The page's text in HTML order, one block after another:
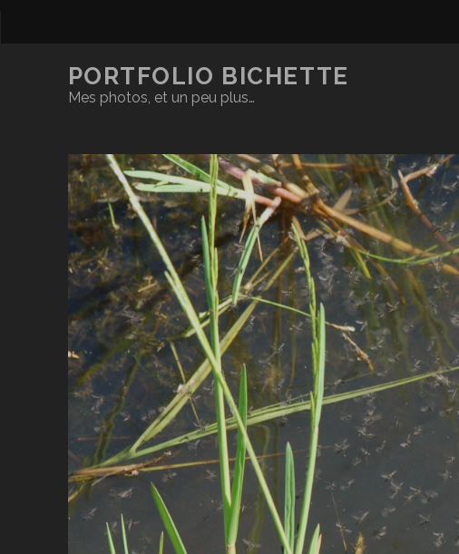
PORTFOLIO BICHETTE
Mes photos, et un peu plus…